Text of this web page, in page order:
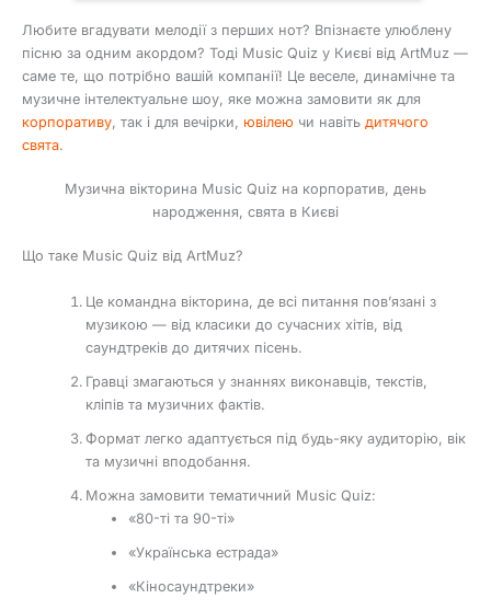
Любите вгадувати мелодії з перших нот? Впізнаєте улюблену
пісню за одним акордом? Тоді Music Quiz у Києві від ArtMuz —
саме те, що потрібно вашій компанії! Це веселе, динамічне та
музичне інтелектуальне шоу, яке можна замовити як для
корпоративу, так і для вечірки, ювілею чи навіть дитячого
свята.
Музична вікторина Music Quiz на корпоратив, день
народження, свята в Києві
Що таке Music Quiz від ArtMuz?
Це командна вікторина, де всі питання пов’язані з
музикою — від класики до сучасних хітів, від
саундтреків до дитячих пісень.
Гравці змагаються у знаннях виконавців, текстів,
кліпів та музичних фактів.
Формат легко адаптується під будь-яку аудиторію, вік
та музичні вподобання.
Можна замовити тематичний Music Quiz:
«80-ті та 90-ті»
«Українська естрада»
«Кіносаундтреки»